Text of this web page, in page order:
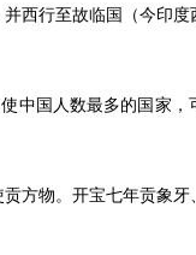
西行至故临国（今印度
中国人数最多的国家，
方物。开宝七年贡象牙